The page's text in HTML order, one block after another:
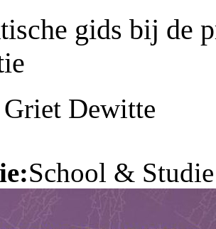
gids bij de
Griet Dewitte
School &